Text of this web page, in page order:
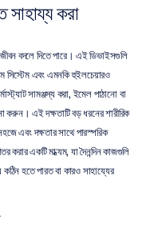
সাহায্য করা
জীবন বদলে দিতে পারে। এই ডিভাইসগুলি
সিস্টেম এবং এমনকি হুইলচেয়ারও
সামঞ্জস্য করা, ইমেল পাঠানো বা
করুন। এই দক্ষতাটি বড় ধরনের শারীরিক
এবং দক্ষতার সাথে পারস্পরিক
করার একটি মাধ্যম, যা দৈনন্দিন কাজগুলি
কঠিন হতে পারত বা কারও সাহায্যের